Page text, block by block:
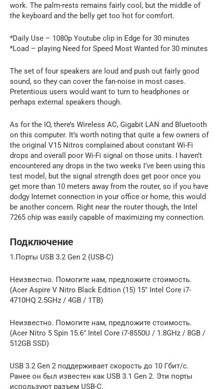
work. The palm-rests remains fairly cool, but the middle of
the keyboard and the belly get too hot for comfort.
*Daily Use – 1080p Youtube clip in Edge for 30 minutes
*Load – playing Need for Speed Most Wanted for 30 minutes
The set of four speakers are loud and push out fairly good
sound, so they can cover the fan-noise in most cases.
Pretentious users would want to turn to headphones or
perhaps external speakers though.
As for the IO, there’s Wireless AC, Gigabit LAN and Bluetooth
on this computer. It’s worth noting that quite a few owners of
the original V15 Nitros complained about constant Wi-Fi
drops and overall poor Wi-Fi signal on those units. I haven’t
encountered any drops in the two weeks I’ve been using this
test model, but the signal strength does get poor once you
get more than 10 meters away from the router, so if you have
dodgy Internet connection in your office or home, this would
be another concern. Right near the router though, the Intel
7265 chip was easily capable of maximizing my connection.
Подключение
1.Порты USB 3.2 Gen 2 (USB-C)
Неизвестно. Помогите нам, предложите стоимость.
(Acer Aspire V Nitro Black Edition (15) 15″ Intel Core i7-
4710HQ 2.5GHz / 4GB / 1TB)
Неизвестно. Помогите нам, предложите стоимость.
(Acer Nitro 5 Spin 15.6″ Intel Core i7-8550U / 1.8GHz / 8GB /
512GB SSD)
USB 3.2 Gen 2 поддерживает скорость до 10 Гбит/с.
Ранее он был известен как USB 3.1 Gen 2. Эти порты
используют разъем USB-C.